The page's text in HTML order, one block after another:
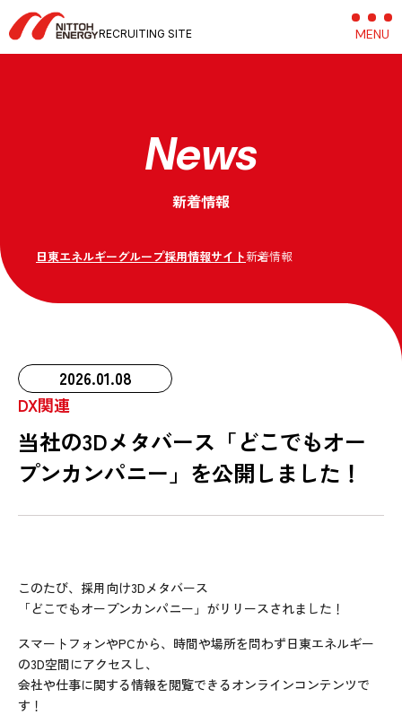
RECRUITING SITE MENU
News
新着情報
日東エネルギーグループ採用情報サイト新着情報
2026.01.08
DX関連
当社の3Dメタバース「どこでもオー
プンカンパニー」を公開しました！
このたび、採用向け3Dメタバース
「どこでもオープンカンパニー」がリリースされました！
スマートフォンやPCから、時間や場所を問わず日東エネルギー
の3D空間にアクセスし、
会社や仕事に関する情報を閲覧できるオンラインコンテンツで
す！